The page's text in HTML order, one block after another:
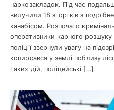
наркозакладок. Під час
вилучили 18 згортків з
канабісом. Розпочато
оперативники карного розшуку
поліції звернули увагу на
копирсався у землі поблизу
таких дій, поліцейські […]